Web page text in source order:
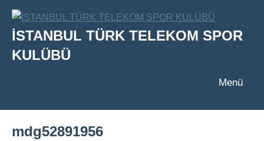
İçeriğe
İSTANBUL TÜRK TELEKOM SPOR
KULÜBÜ
Menü
mdg52891956